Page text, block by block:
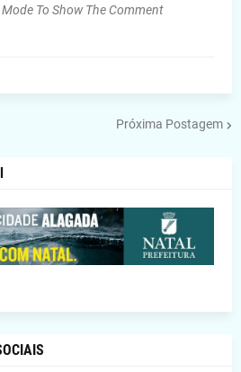
To Show The Comment
Próxima Postagem